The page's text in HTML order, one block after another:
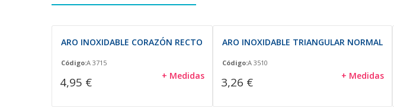
ARO INOXIDABLE CORAZÓN RECTO
Código:A 3715
4,95 € + Medidas
ARO INOXIDABLE TRIANGULAR NORMAL
Código:A 3510
3,26 € + Medidas